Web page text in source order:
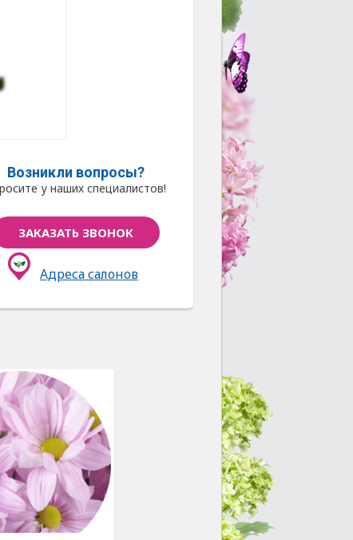
Возникли вопросы?
у наших специалистов!
ЗАКАЗАТЬ ЗВОНОК
Адреса салонов